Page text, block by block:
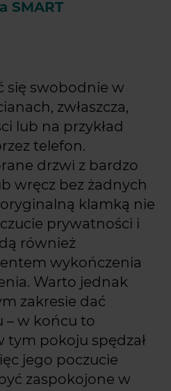
SMART
się swobodnie w
zwłaszcza,
lub na przykład
telefon.
drzwi z bardzo
wręcz bez żadnych
klamką nie
prywatności i
również
wykończenia
Warto jednak
zakresie dać
– w końcu to
tym pokoju spędzał
jego poczucie
zaspokojone w